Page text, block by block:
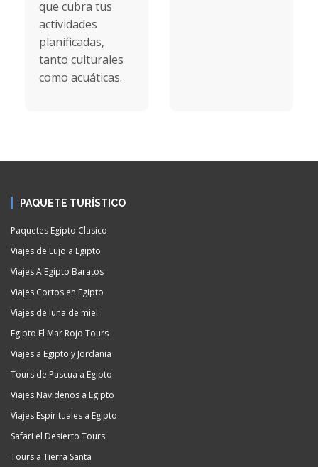
que cubra tus
actividades
planificadas,
tanto culturales
como acuáticas.
PAQUETE TURÍSTICO
Paquetes Egipto Clasico
Viajes de Lujo a Egipto
Viajes A Egipto Baratos
Viajes Cortos en Egipto
Viajes de luna de miel
Egipto El Mar Rojo Tours
Viajes a Egipto y Jordania
Tours de Pascua a Egipto
Viajes Navideños a Egipto
Viajes Espirituales a Egipto
Safari el Desierto Tours
Tours a Tierra Santa